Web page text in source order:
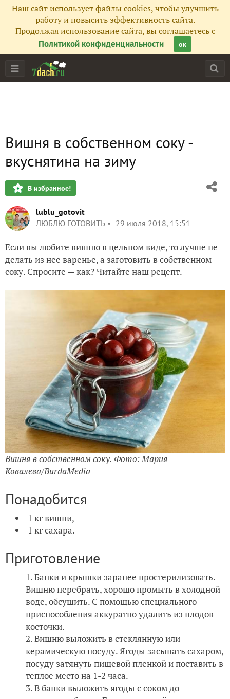
Наш сайт использует файлы cookies, чтобы улучшить
работу и повысить эффективность сайта.
Продолжая использование сайта, вы соглашаетесь с
Политикой конфиденциальности
ок
Вишня в собственном соку -
вкуснятина на зиму
В избранное!
lublu_gotovit
ЛЮБЛЮ ГОТОВИТЬ
29 июля 2018, 15:51
Если вы любите вишню в цельном виде, то лучше не
делать из нее варенье, а заготовить в собственном
соку. Спросите — как? Читайте наш рецепт.
Вишня в собственном соку. Фото: Мария
Ковалева/BurdaMedia
Понадобится
1 кг вишни,
1 кг сахара.
Приготовление
Банки и крышки заранее простерилизовать.
Вишню перебрать, хорошо промыть в холодной
воде, обсушить. С помощью специального
приспособления аккуратно удалить из плодов
косточки.
Вишню выложить в стеклянную или
керамическую посуду. Ягоды засыпать сахаром,
посуду затянуть пищевой пленкой и поставить в
теплое место на 1-2 часа.
В банки выложить ягоды с соком до